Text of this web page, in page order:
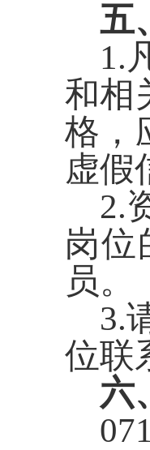
五
1.
和相
格，
虚假
2.
岗位
员。
3.
位联
六